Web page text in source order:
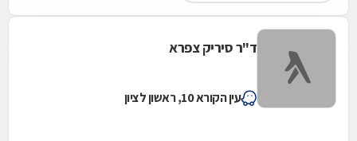
ד"ר סיריק צפרא
עין הקורא 10, ראשון לציון